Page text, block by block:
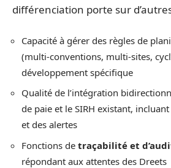
différenciation porte sur
Capacité à gérer des règles de
(multi-conventions, multi-sites,
développement spécifique
Qualité de l’intégration
de paie et le SIRH existant,
et des alertes
Fonctions de traçabilité et
répondant aux attentes des Dreets